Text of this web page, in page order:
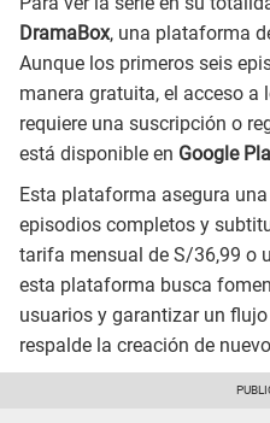
DramaBox, una plataforma
Aunque los primeros seis
manera gratuita, el acceso
requiere una suscripción o
está disponible en Google
Esta plataforma asegura
episodios completos y
tarifa mensual de S/36,99 o
esta plataforma busca
usuarios y garantizar un
respalde la creación de